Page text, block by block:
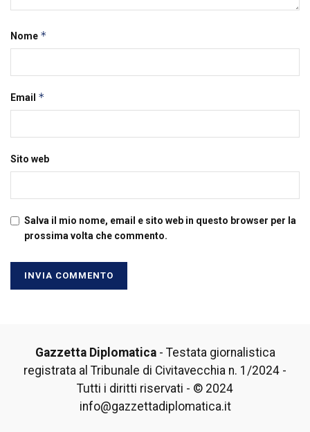
Nome *
Email *
Sito web
Salva il mio nome, email e sito web in questo browser per la
prossima volta che commento.
Gazzetta Diplomatica- Testata giornalistica
registrata al Tribunale di Civitavecchia n. 1/2024 -
Tutti i diritti riservati - © 2024
info@gazzettadiplomatica.it